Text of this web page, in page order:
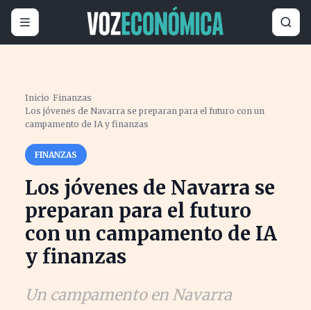
Inicio ›Finanzas ›
Los jóvenes de Navarra se preparan para el futuro con un
campamento de IA y finanzas
FINANZAS
Los jóvenes de Navarra se
preparan para el futuro
con un campamento de IA
y finanzas
Un campamento en Navarra